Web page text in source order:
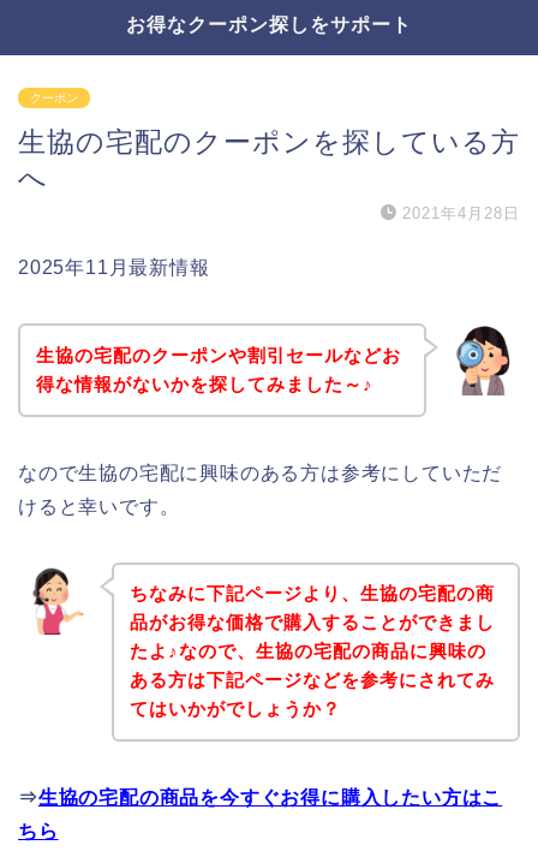
お得なクーポン探しをサポート
クーポン
生協の宅配のクーポンを探している方
へ
2021年4月28日
2025年11月最新情報
生協の宅配のクーポンや割引セールなどお
得な情報がないかを探してみました～♪
なので生協の宅配に興味のある方は参考にしていただ
けると幸いです。
ちなみに下記ページより、生協の宅配の商
品がお得な価格で購入することができまし
たよ♪なので、生協の宅配の商品に興味の
ある方は下記ページなどを参考にされてみ
てはいかがでしょうか？
⇒生協の宅配の商品を今すぐお得に購入したい方はこ
ちら